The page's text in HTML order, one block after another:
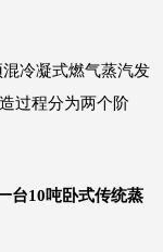
冷凝式燃气蒸汽发
过程分为两个阶
台10吨卧式传统蒸